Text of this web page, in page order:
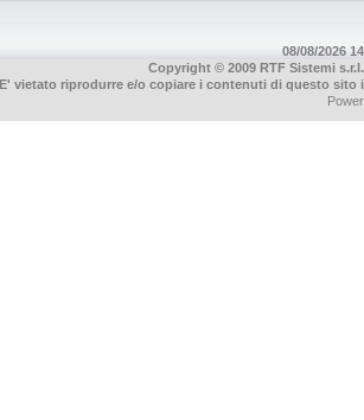
08/08/2026
Copyright © 2009 RTF Sistemi
E' vietato riprodurre e/o copiare i contenuti di questo